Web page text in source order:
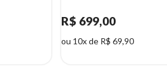
R$ 699,00
ou 10x de R$ 69,90